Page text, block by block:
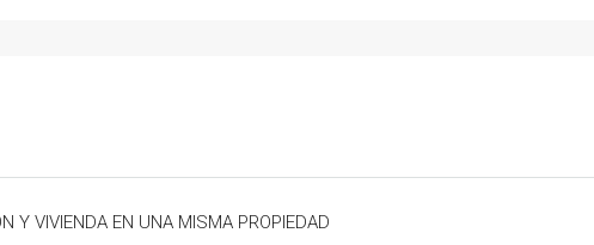
Y VIVIENDA EN UNA MISMA PROPIEDAD